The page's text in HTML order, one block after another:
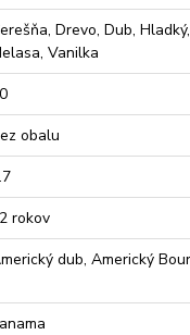
Drevo, Dub,
Vanilka
obalu
rokov
dub, Americký